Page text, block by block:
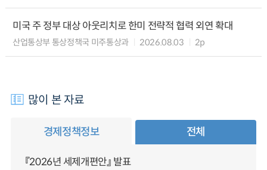
미국 주 정부 대상 아웃리치로 한미 전략적 협력 외연 확대
산업통상부 통상정책국 미주통상과 2026.08.03 2p
많이 본 자료
경제정책정보 전체
『2026년 세제개편안』 발표